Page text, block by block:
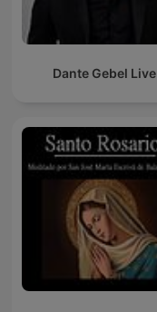
Dante Gebel Live